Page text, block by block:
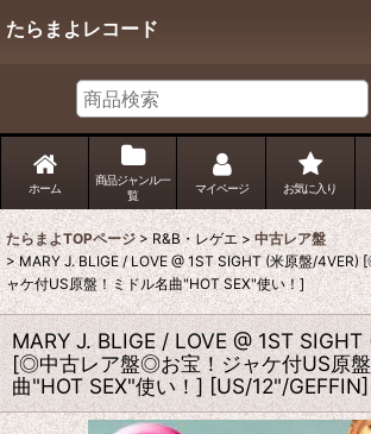
たらまよレコード
ホーム
商品ジャンル一
覧
マイページ お気に入り
たらまよTOPページ > R&B・レゲエ > 中古レア盤
> MARY J. BLIGE / LOVE @ 1ST SIGHT (米原盤/
ャケ付US原盤！ミドル名曲"HOT SEX"使い！]
MARY J. BLIGE / LOVE @ 1ST
[◎中古レア盤◎お宝！ジャケ付US原
曲"HOT SEX"使い！] [US/12"/GEFFIN]